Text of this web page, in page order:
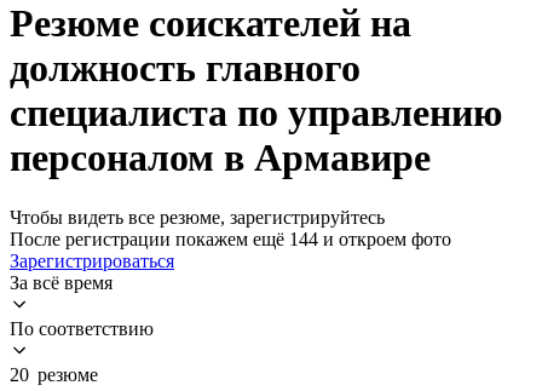
Резюме соискателей на
должность главного
специалиста по управлению
персоналом в Армавире
Чтобы видеть все резюме, зарегистрируйтесь
После регистрации покажем ещё 144 и откроем фото
Зарегистрироваться
За всё время
По соответствию
20 резюме